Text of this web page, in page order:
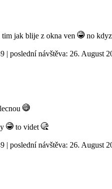
jak blije z okna ven
no
| poslední návštěva: 26. August
to videt
| poslední návštěva: 26. August